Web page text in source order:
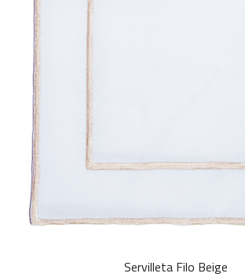
Servilleta Filo Beige